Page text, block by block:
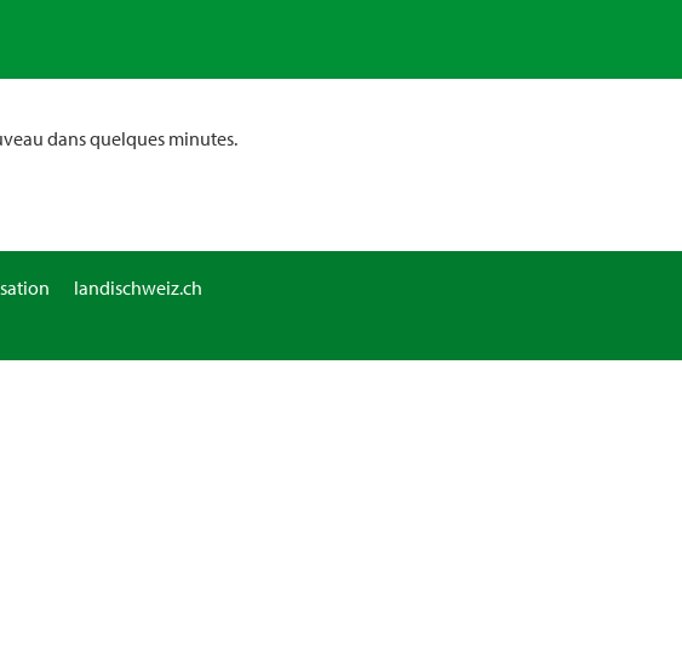
dans quelques minutes.
landischweiz.ch